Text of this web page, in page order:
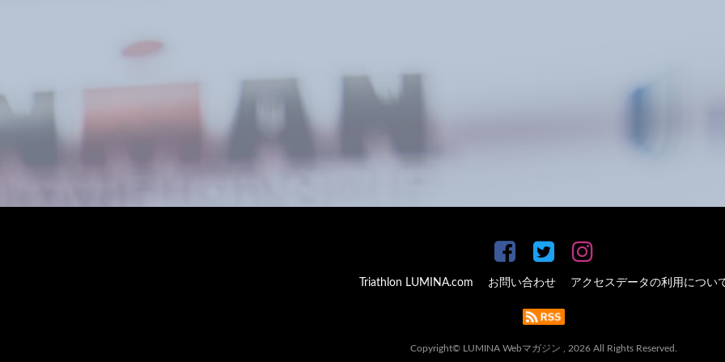
Triathlon LUMINA.com お問い合わせ アクセスデータの利用につい
Copyright© LUMINA Webマガジン , 2026 All Rights Reserved.